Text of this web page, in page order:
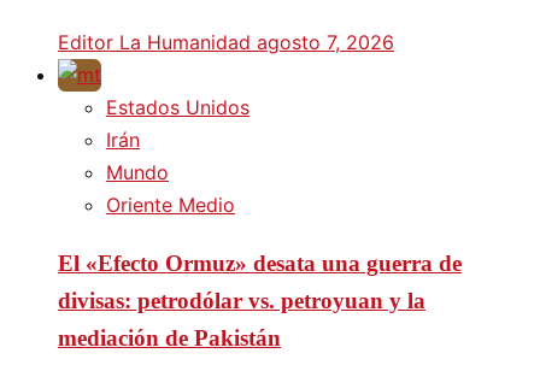
Editor La Humanidad agosto 7, 2026
Estados Unidos
Irán
Mundo
Oriente Medio
El «Efecto Ormuz» desata una guerra de
divisas: petrodólar vs. petroyuan y la
mediación de Pakistán